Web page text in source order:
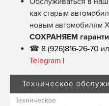
как старым
новым автомобилям
СОХРАНЯЕМ
☎ 8 (926)816-26-70
Telegram |
Техническое
Техническое